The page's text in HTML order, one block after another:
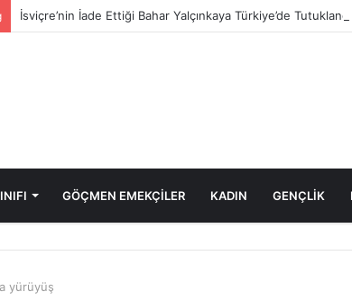
İsviçre’nin İade Ettiği Bahar Yalçınkaya Türkiye’de Tutuklandı
GÖÇMEN EMEKÇİLER KADIN GENÇLİK
yürüyüş